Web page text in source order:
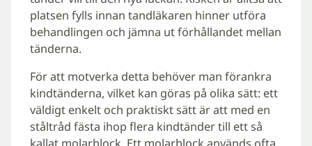
platsen fylls innan tandläkaren hinner utföra
behandlingen och jämna ut förhållandet mellan
tänderna.
För att motverka detta behöver man förankra
kindtänderna, vilket kan göras på olika sätt: ett
väldigt enkelt och praktiskt sätt är att med en
ståltråd fästa ihop flera kindtänder till ett så